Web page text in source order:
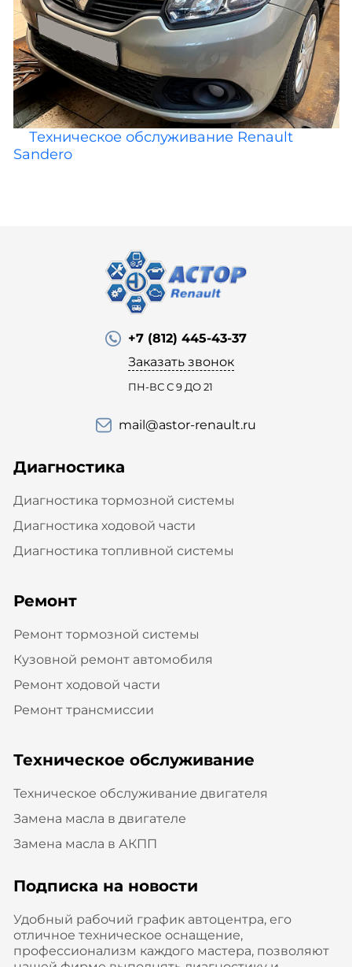
Техническое обслуживание Renault
Sandero
+7 (812) 445-43-37
Заказать звонок
ПН-ВС С 9 ДО 21
mail@astor-renault.ru
Диагностика
Диагностика тормозной системы
Диагностика ходовой части
Диагностика топливной системы
Ремонт
Ремонт тормозной системы
Кузовной ремонт автомобиля
Ремонт ходовой части
Ремонт трансмиссии
Техническое обслуживание
Техническое обслуживание двигателя
Замена масла в двигателе
Замена масла в АКПП
Подписка на новости
Удобный рабочий график автоцентра, его
отличное техническое оснащение,
профессионализм каждого мастера, позволяют